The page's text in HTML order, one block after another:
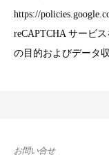
https://
reCAPTCHA サービ
の目的およびデータ
お問い合せ